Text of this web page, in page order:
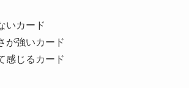
いカード
が強いカード
感じるカード